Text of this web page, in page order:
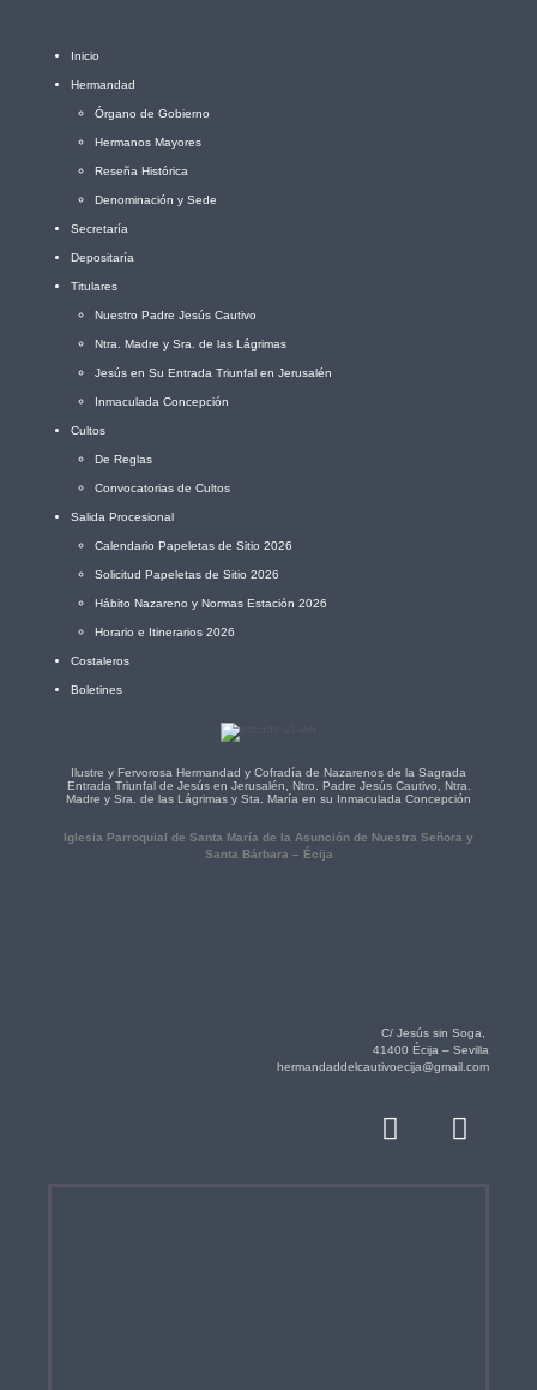
Inicio
Hermandad
Órgano de Gobierno
Hermanos Mayores
Reseña Histórica
Denominación y Sede
Secretaría
Depositaría
Titulares
Nuestro Padre Jesús Cautivo
Ntra. Madre y Sra. de las Lágrimas
Jesús en Su Entrada Triunfal en Jerusalén
Inmaculada Concepción
Cultos
De Reglas
Convocatorias de Cultos
Salida Procesional
Calendario Papeletas de Sitio 2026
Solicitud Papeletas de Sitio 2026
Hábito Nazareno y Normas Estación 2026
Horario e Itinerarios 2026
Costaleros
Boletines
Ilustre y Fervorosa Hermandad y Cofradía de Nazarenos de la Sagrada
Entrada Triunfal de Jesús en Jerusalén, Ntro. Padre Jesús Cautivo, Ntra.
Madre y Sra. de las Lágrimas y Sta. María en su Inmaculada Concepción
Iglesia Parroquial de Santa María de la Asunción de Nuestra Señora y
Santa Bárbara – Écija
C/ Jesús sin Soga,
41400 Écija – Sevilla
hermandaddelcautivoecija@gmail.com